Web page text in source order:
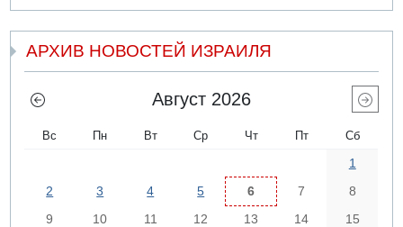
АРХИВ НОВОСТЕЙ ИЗРАИЛЯ
Август 2026
Вс Пн Вт Ср Чт Пт Сб
1
2
3 4 5 6 7
8
9
10 11 12 13 14
15